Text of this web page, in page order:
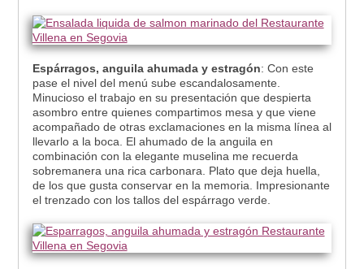
Espárragos, anguila ahumada y estragón: Con este
pase el nivel del menú sube escandalosamente.
Minucioso el trabajo en su presentación que despierta
asombro entre quienes compartimos mesa y que viene
acompañado de otras exclamaciones en la misma línea al
llevarlo a la boca. El ahumado de la anguila en
combinación con la elegante muselina me recuerda
sobremanera una rica carbonara. Plato que deja huella,
de los que gusta conservar en la memoria. Impresionante
el trenzado con los tallos del espárrago verde.